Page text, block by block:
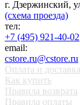
г. Дзержинский,
(схема проезда)
тел:
+7 (495) 921-40-02
email:
cstore.ru@cstore.ru
Оплата и доставка
Как купить
Правила возврата
Правила оплаты